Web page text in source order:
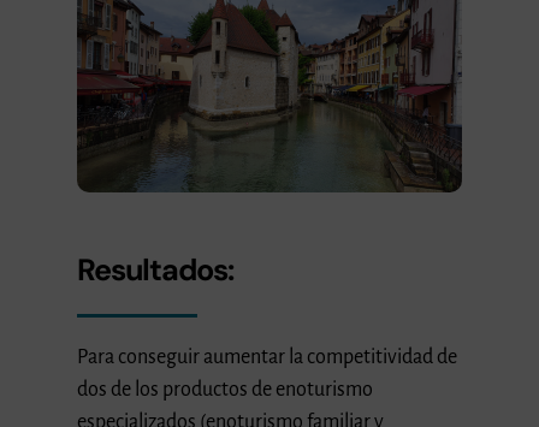
Resultados:
Para conseguir aumentar la competitividad de
dos de los productos de enoturismo
especializados (enoturismo familiar y